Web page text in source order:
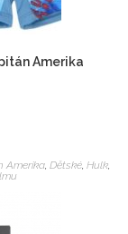
Amerika
Amerika, Dětské, Hulk,